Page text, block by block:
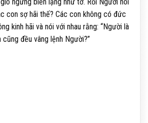
con sợ hãi thế? Các con không có đức
kinh hãi và nói với nhau rằng: “Người là
đều vâng lệnh Người?”